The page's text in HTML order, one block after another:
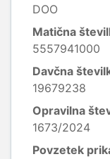
DOO
Matična
5557941000
Davčna
19679238
Opravilna
1673/2024
Povzetek